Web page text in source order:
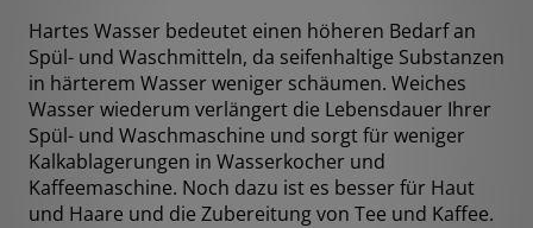
Hartes Wasser bedeutet einen höheren Bedarf an
Spül- und Waschmitteln, da seifenhaltige Substanzen
in härterem Wasser weniger schäumen. Weiches
Wasser wiederum verlängert die Lebensdauer Ihrer
Spül- und Waschmaschine und sorgt für weniger
Kalkablagerungen in Wasserkocher und
Kaffeemaschine. Noch dazu ist es besser für Haut
und Haare und die Zubereitung von Tee und Kaffee.